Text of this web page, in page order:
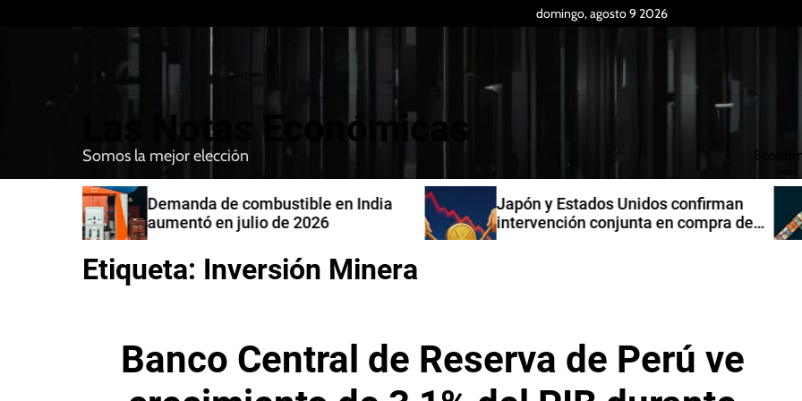
domingo, agosto 9 2026
Las Notas Económicas
Somos la mejor elección
Japón y Estados Unidos confirman
intervención conjunta en compra de
Producción industrial de la India
creció 7,3% en junio de 2026
Etiqueta: Inversión Minera
Banco Central de Reserva de Perú ve